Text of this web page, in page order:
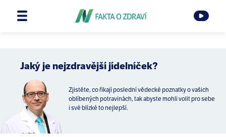
Jaký je nejzdravější jídelníček?
Zjistěte, co říkají poslední vědecké poznatky o vašich
oblíbených potravinách, tak abyste mohli volit pro sebe
i své blízké to nejlepší.